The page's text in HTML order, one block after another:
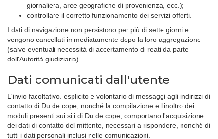
giornaliera, aree geografiche di provenienza, ecc.);
controllare il corretto funzionamento dei servizi offerti.
I dati di navigazione non persistono per più di sette giorni e
vengono cancellati immediatamente dopo la loro aggregazione
(salve eventuali necessità di accertamento di reati da parte
dell'Autorità giudiziaria).
Dati comunicati dall'utente
L'invio facoltativo, esplicito e volontario di messaggi agli indirizzi di
contatto di Du de cope, nonché la compilazione e l'inoltro dei
moduli presenti sui siti di Du de cope, comportano l'acquisizione
dei dati di contatto del mittente, necessari a rispondere, nonché di
tutti i dati personali inclusi nelle comunicazioni.